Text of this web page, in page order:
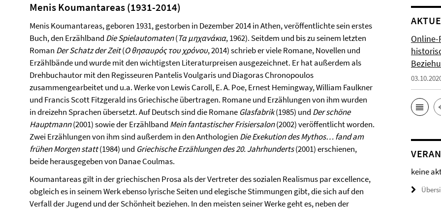
Menis Koumantareas (1931-2014)
Menis Koumantareas, geboren 1931, gestorben in Dezember 2014 in Athen, veröffentlichte sein erstes
Buch, den Erzählband Die Spielautomaten(Ταμηχανάκια, 1962). Seitdem und bis zu seinem letzten
Roman Der Schatz der Zeit(Οθησαυρόςτουχρόνου, 2014) schrieb er viele Romane, Novellen und
Erzählbände und wurde mit den wichtigsten Literaturpreisen ausgezeichnet. Er hat außerdem als
Drehbuchautor mit den Regisseuren Pantelis Voulgaris und Diagoras Chronopoulos
zusammengearbeitet und u.a. Werke von Lewis Caroll, E. A. Poe, Ernest Hemingway, William Faulkner
und Francis Scott Fitzgerald ins Griechische übertragen. Romane und Erzählungen von ihm wurden
in dreizehn Sprachen übersetzt. Auf Deutsch sind die Romane Glasfabrik(1985) und Der schöne
Hauptmann(2001) sowie der Erzählband Mein fantastischer Frisiersalon(2002) veröffentlicht worden.
Zwei Erzählungen von ihm sind außerdem in den Anthologien Die Exekution des Mythos… fand am
frühen Morgen statt(1984) und Griechische Erzählungen des 20. Jahrhunderts(2001) erschienen,
beide herausgegeben von Danae Coulmas.
Koumantareas gilt in der griechischen Prosa als der Vertreter des sozialen Realismus par excellence,
obgleich es in seinem Werk ebenso lyrische Seiten und elegische Stimmungen gibt, die sich auf den
Verfall der Jugend und der Schönheit beziehen. In den meisten seiner Werke geht es, neben der
keine